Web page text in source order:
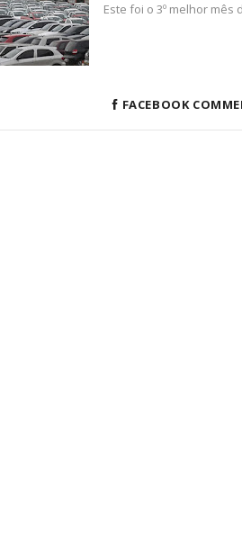
Este foi o 3º melhor mês
FACEBOOK